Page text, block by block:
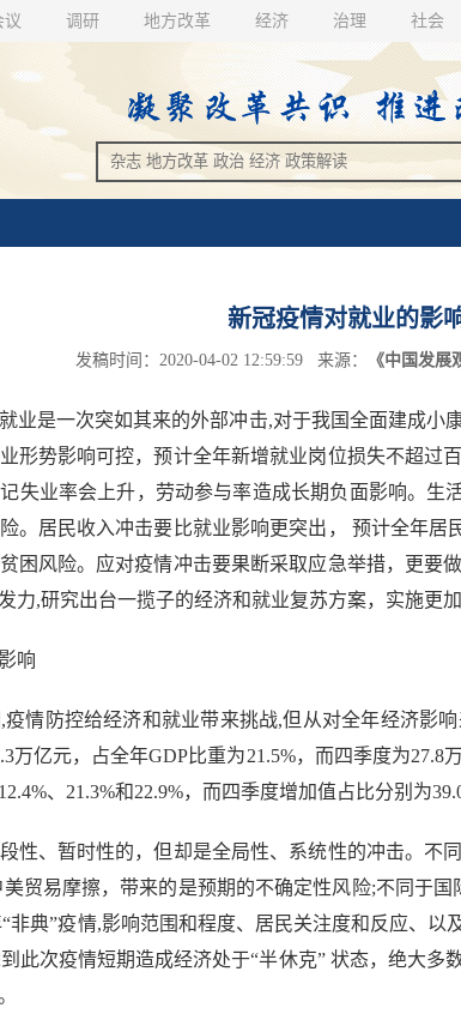
议 调研 地方改革 经济 治理 社会
新冠疫情对就业的影
发稿时间：2020-04-02 12:59:59 来源： 《中国发展
是一次突如其来的外部冲击,对于我国全面建成小
形势影响可控，预计全年新增就业岗位损失不超
失业率会上升，劳动参与率造成长期负面影响。生
。居民收入冲击要比就业影响更突出， 预计全年
困风险。应对疫情冲击要果断采取应急举措，更
力,研究出台一揽子的经济和就业复苏方案，实施更
响
防控给经济和就业带来挑战,但从对全年经济影响
万亿元，占全年GDP比重为21.5%，而四季度为
、21.3%和22.9%，而四季度增加值占比分别为
、暂时性的，但却是全局性、系统性的冲击。不
贸易摩擦，带来的是预期的不确定性风险;不同于
非典”疫情,影响范围和程度、居民关注度和反应、
此次疫情短期造成经济处于“半休克” 状态，绝大